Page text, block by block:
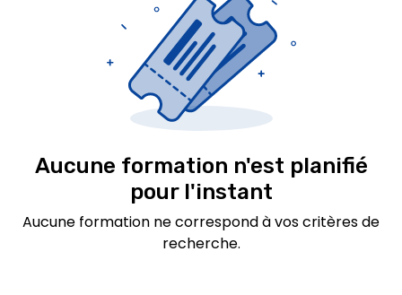
Aucune formation n'est planifié
pour l'instant
Aucune formation ne correspond à vos critères de
recherche.